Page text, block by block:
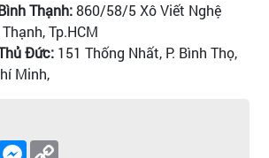
Thạnh:860/58/5 Xô Viết Nghệ
Tp.HCM
Đức: 151 Thống Nhất, P. Bình Thọ,
Minh,
Messenger